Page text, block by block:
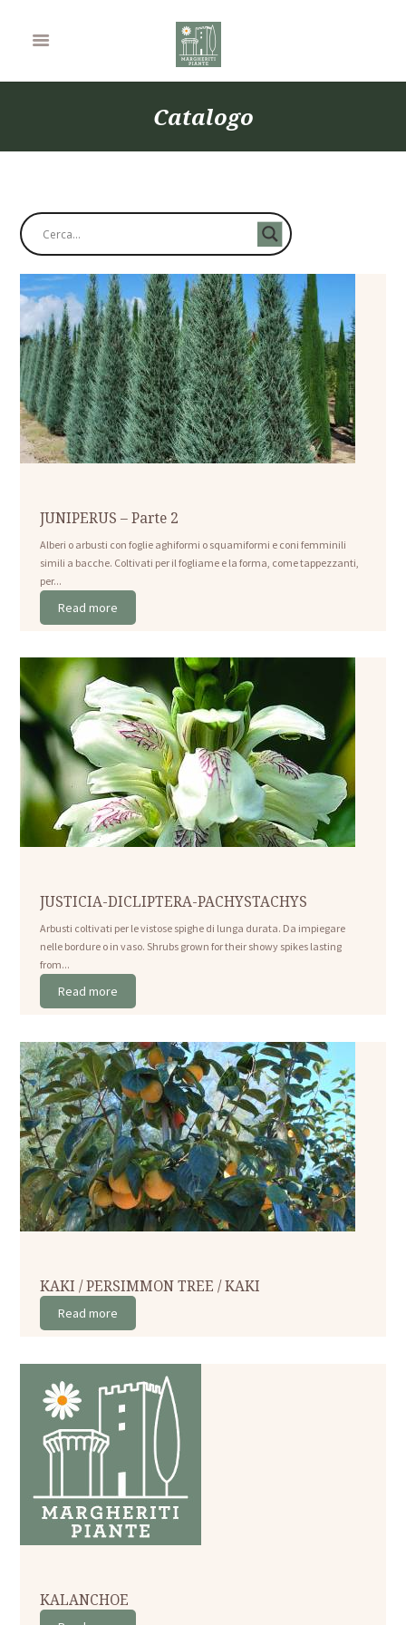
Catalogo
JUNIPERUS – Parte 2
Alberi o arbusti con foglie aghiformi o squamiformi e coni femminili
simili a bacche. Coltivati per il fogliame e la forma, come tappezzanti,
per...
Read more
JUSTICIA-DICLIPTERA-PACHYSTACHYS
Arbusti coltivati per le vistose spighe di lunga durata. Da impiegare
nelle bordure o in vaso. Shrubs grown for their showy spikes lasting
from...
Read more
KAKI / PERSIMMON TREE / KAKI
Read more
KALANCHOE